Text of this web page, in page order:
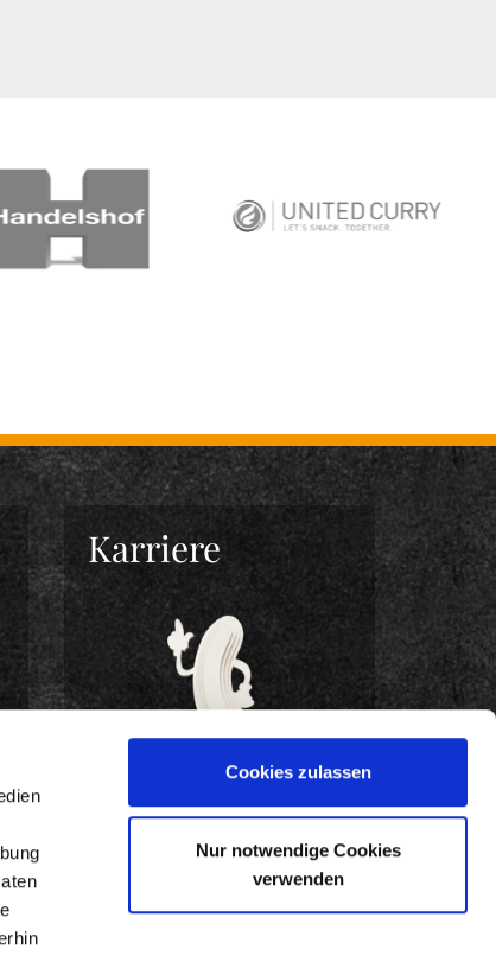
Cookies zulassen
Nur notwendige Cookies
verwenden
Karriere
BEWIRB DICH JETZT!